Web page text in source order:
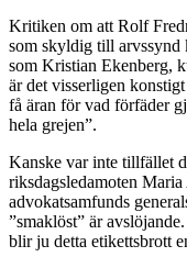
Kritiken om att Rolf
som skyldig till arvssynd
som Kristian Ekenberg,
är det visserligen
få äran för vad förfäder
hela grejen”.
Kanske var inte tillfället
riksdagsledamoten
advokatsamfunds
”smaklöst” är
blir ju detta etikettsbrott